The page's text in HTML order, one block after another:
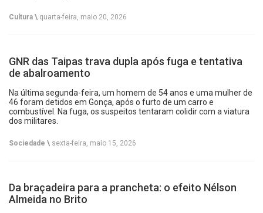
Cultura \ quarta-feira, maio 20, 2026
GNR das Taipas trava dupla após fuga e tentativa
de abalroamento
Na última segunda-feira, um homem de 54 anos e uma mulher de
46 foram detidos em Gonça, após o furto de um carro e
combustível. Na fuga, os suspeitos tentaram colidir com a viatura
dos militares.
Sociedade \ sexta-feira, maio 15, 2026
Da braçadeira para a prancheta: o efeito Nélson
Almeida no Brito